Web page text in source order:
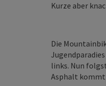
Kurze aber
Die
links. Nun
Asphalt kommt